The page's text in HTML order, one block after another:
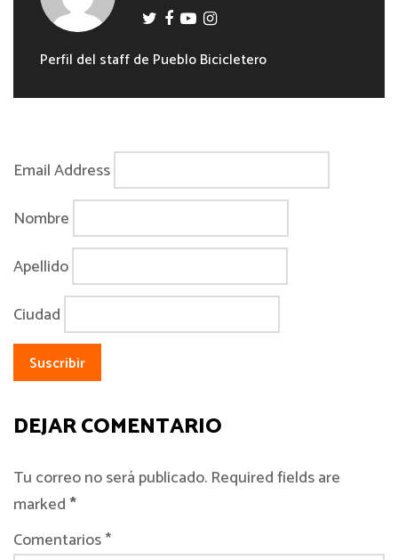
Perfil del staff de Pueblo Bicicletero
Email Address
Nombre
Apellido
Ciudad
DEJAR COMENTARIO
Tu correo no será publicado. Required fields are
marked*
Comentarios *